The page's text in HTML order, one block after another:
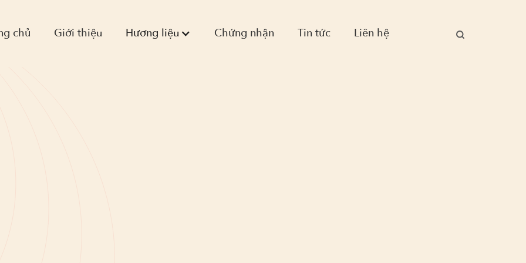
chủ Giới thiệu Hương liệu Chứng nhận Tin tức Liên hệ